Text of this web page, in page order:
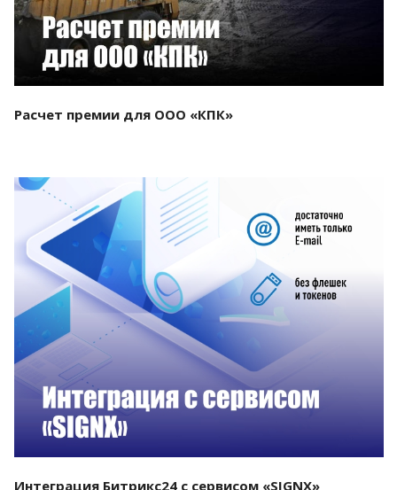
Расчет премии для ООО «КПК»
Смотреть проект
Интеграция Битрикс24 с сервисом «SIGNX»